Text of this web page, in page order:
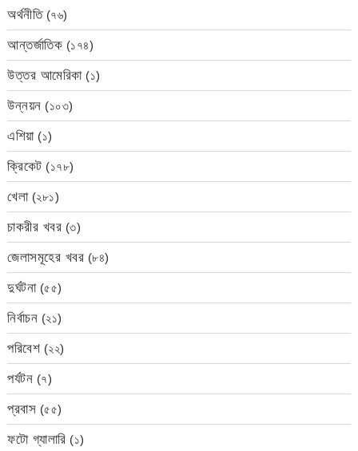
অর্থনীতি(৭৬)
আন্তর্জাতিক (১৭৪)
উত্তর আমেরিকা(১)
উন্নয়ন (১০৩)
এশিয়া(১)
ক্রিকেট (১৭৮)
খেলা(২৮১)
চাকরীর খবর (৩)
জেলাসমূহের খবর (৮৪)
দুর্ঘটনা(৫৫)
নির্বাচন (২১)
পরিবেশ (২২)
পর্যটন (৭)
প্রবাস (৫৫)
ফটো গ্যালারি (১)